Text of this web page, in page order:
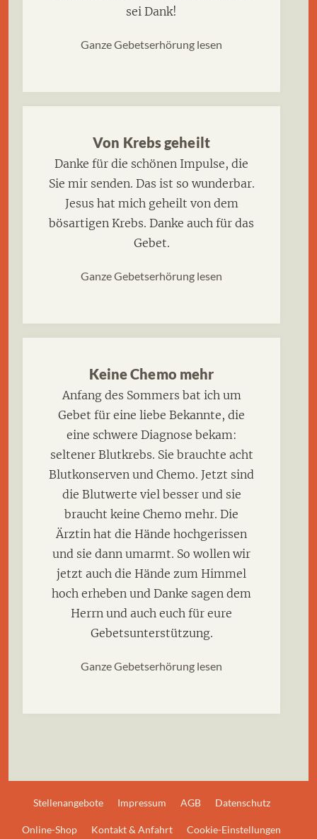
sei Dank!
Ganze Gebetserhörung lesen
Von Krebs geheilt
Danke für die schönen Impulse, die
Sie mir senden. Das ist so wunderbar.
Jesus hat mich geheilt von dem
bösartigen Krebs. Danke auch für das
Gebet.
Ganze Gebetserhörung lesen
Keine Chemo mehr
Anfang des Sommers bat ich um
Gebet für eine liebe Bekannte, die
eine schwere Diagnose bekam:
seltener Blutkrebs. Sie brauchte acht
Blutkonserven und Chemo. Jetzt sind
die Blutwerte viel besser und sie
braucht keine Chemo mehr. Die
Ärztin hat die Hände hochgerissen
und sie dann umarmt. So wollen wir
jetzt auch die Hände zum Himmel
hoch erheben und Danke sagen dem
Herrn und auch euch für eure
Gebetsunterstützung.
Ganze Gebetserhörung lesen
Stellenangebote Impressum AGB Datenschutz
Online-Shop Kontakt & Anfahrt Cookie-Einstellungen